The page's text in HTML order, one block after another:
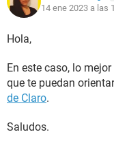
14 ene 2023 a las
Hola,
En este caso, lo
que te puedan
de Claro.
Saludos.